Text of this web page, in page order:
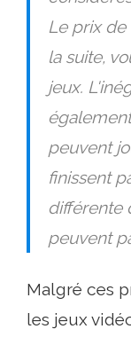
Le prix de
la suite,
jeux.
peuvent
finissent
différente
peuvent
Malgré ces
les jeux